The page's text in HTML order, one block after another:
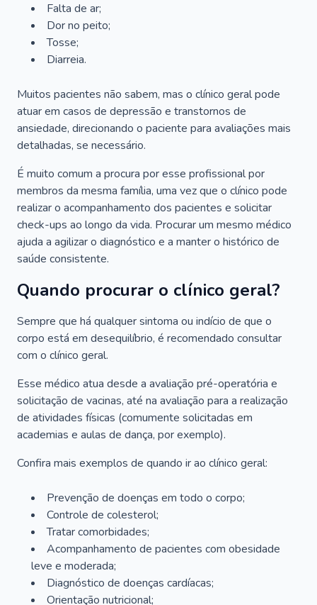
Falta de ar;
Dor no peito;
Tosse;
Diarreia.
Muitos pacientes não sabem, mas o clínico geral pode
atuar em casos de depressão e transtornos de
ansiedade, direcionando o paciente para avaliações mais
detalhadas, se necessário.
É muito comum a procura por esse profissional por
membros da mesma família, uma vez que o clínico pode
realizar o acompanhamento dos pacientes e solicitar
check-ups ao longo da vida. Procurar um mesmo médico
ajuda a agilizar o diagnóstico e a manter o histórico de
saúde consistente.
Quando procurar o clínico geral?
Sempre que há qualquer sintoma ou indício de que o
corpo está em desequilíbrio, é recomendado consultar
com o clínico geral.
Esse médico atua desde a avaliação pré-operatória e
solicitação de vacinas, até na avaliação para a realização
de atividades físicas (comumente solicitadas em
academias e aulas de dança, por exemplo).
Confira mais exemplos de quando ir ao clínico geral:
Prevenção de doenças em todo o corpo;
Controle de colesterol;
Tratar comorbidades;
Acompanhamento de pacientes com obesidade
leve e moderada;
Diagnóstico de doenças cardíacas;
Orientação nutricional;